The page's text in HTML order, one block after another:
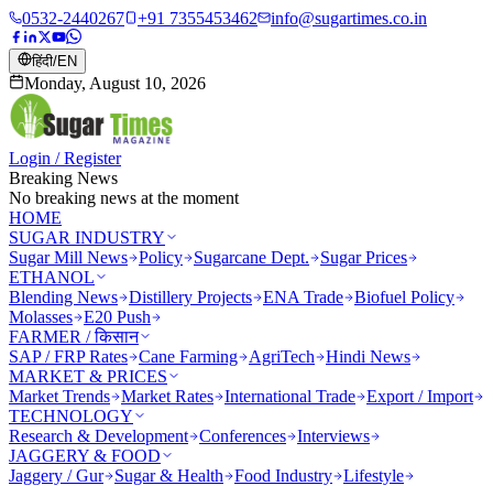
0532-2440267 +91 7355453462 info@sugartimes.co.in
हिंदी/EN
Monday, August 10, 2026
Login / Register
Breaking News
No breaking news at the moment
HOME
SUGAR INDUSTRY
Sugar Mill News Policy Sugarcane Dept.
Sugar Prices
ETHANOL
Blending News Distillery Projects ENA Trade Biofuel Policy
Molasses E20 Push
FARMER / किसान
SAP / FRP Rates Cane Farming AgriTech
Hindi News
MARKET & PRICES
Market Trends Market Rates International Trade Export / Import
TECHNOLOGY
Research & Development Conferences Interviews
JAGGERY & FOOD
Jaggery / Gur
Sugar & Health Food Industry Lifestyle